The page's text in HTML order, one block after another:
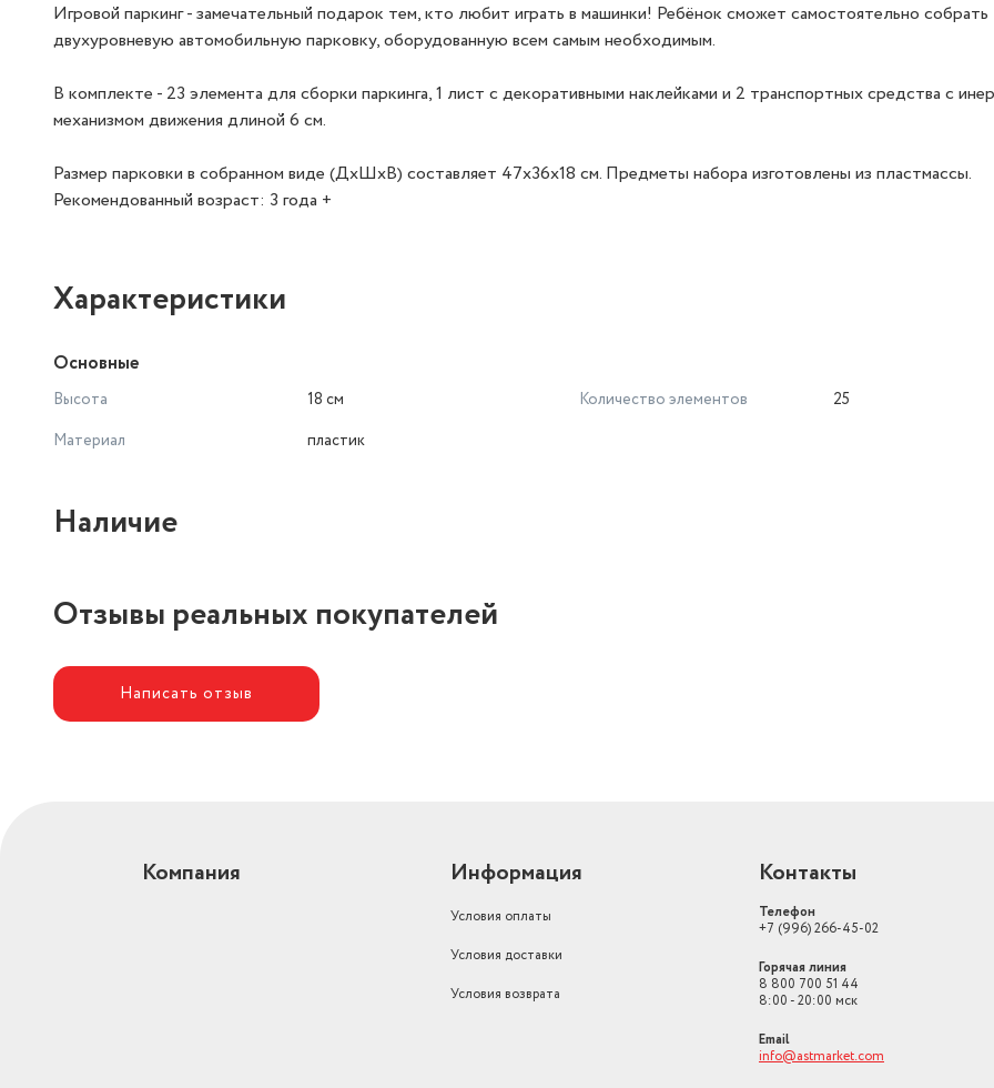
Игровой паркинг - замечательный подарок тем, кто любит играть в машинки! Ребёнок сможет самостоятельно собрать
двухуровневую автомобильную парковку, оборудованную всем самым необходимым.
В комплекте - 23 элемента для сборки паркинга, 1 лист с декоративными наклейками и 2 транспортных средства с
механизмом движения длиной 6 см.
Размер парковки в собранном виде (ДхШхВ) составляет 47х36х18 см. Предметы набора изготовлены из пластмассы.
Рекомендованный возраст: 3 года +
Характеристики
Основные
Высота
18 см
Материал
пластик
Количество элементов 25
Наличие
Отзывы реальных покупателей
Написать отзыв
Компания Информация
Условия оплаты
Условия доставки
Условия возврата
Контакты
Телефон
+7 (996) 266-45-02
Горячая линия
8 800 700 51 44
8:00 - 20:00 мск
Email
info@astmarket.com